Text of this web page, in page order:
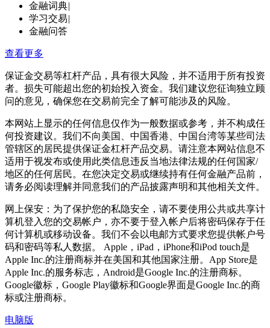
金融词典|
学习交易|
金融问答
查看更多
保证金交易等杠杆产品，具有很大风险，并不适用于所有投资
者。损失可能超出您的初始投入资金。我们建议您征询独立顾
问的意见，确保您在交易前完全了解可能涉及的风险。
本网站上显示的任何信息仅作为一般数据或参考，并不构成任
何投资建议。我们不向美国、中国香港、中国台湾等某些司法
管辖区的居民提供保证金杠杆产品交易。请注意本网站信息不
适用于视发布或使用此类信息违反当地法律法规的任何国家/
地区的任何居民。在您决定交易或继续持有任何金融产品前，
请务必阅读理解并同意我们的产品披露声明和其他相关文件。
网上保安：为了保护您的私隐安全，请不要使用公共或共享计
算机登入您的交易帐户，亦不要于登入帐户后将密码保存于任
何计算机或移动设备。我们不会以电邮方式要求您提供帐户号
码和密码等私人数据。 Apple，iPad，iPhone和iPod touch是
Apple Inc.的注册商标并在美国和其他国家注册。App Store是
Apple Inc.的服务标志，Android是Google Inc.的注册商标。
Google徽标，Google Play徽标和Google界面是Google Inc.的商
标或注册商标。
电脑版